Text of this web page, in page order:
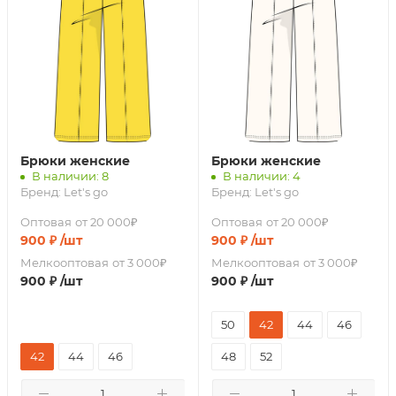
Брюки женские
В наличии: 8
Бренд: Let's go
Оптовая от 20 000₽
900 ₽ /шт
Мелкооптовая от 3 000₽
900 ₽ /шт
42 44 46
Брюки женские
В наличии: 4
Бренд: Let's go
Оптовая от 20 000₽
900 ₽ /шт
Мелкооптовая от 3 000₽
900 ₽ /шт
50 42 44 46
48 52